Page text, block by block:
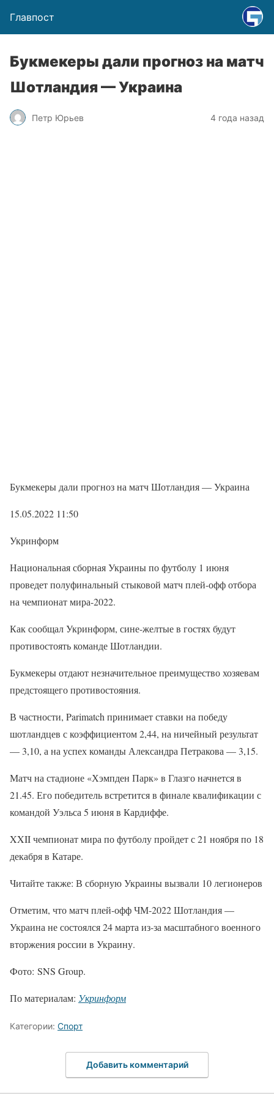
Главпост
Букмекеры дали прогноз на матч
Шотландия — Украина
Петр Юрьев 4 года назад
Букмекеры дали прогноз на матч Шотландия — Украина
15.05.2022 11:50
Укринформ
Национальная сборная Украины по футболу 1 июня
проведет полуфинальный стыковой матч плей-офф отбора
на чемпионат мира-2022.
Как сообщал Укринформ, сине-желтые в гостях будут
противостоять команде Шотландии.
Букмекеры отдают незначительное преимущество хозяевам
предстоящего противостояния.
В частности, Parimatch принимает ставки на победу
шотландцев с коэффициентом 2,44, на ничейный результат
— 3,10, а на успех команды Александра Петракова — 3,15.
Матч на стадионе «Хэмпден Парк» в Глазго начнется в
21.45. Его победитель встретится в финале квалификации с
командой Уэльса 5 июня в Кардиффе.
XXII чемпионат мира по футболу пройдет с 21 ноября по 18
декабря в Катаре.
Читайте также: В сборную Украины вызвали 10 легионеров
Отметим, что матч плей-офф ЧМ-2022 Шотландия —
Украина не состоялся 24 марта из-за масштабного военного
вторжения россии в Украину.
Фото: SNS Group.
По материалам: Укринформ
Категории: Спорт
Добавить комментарий